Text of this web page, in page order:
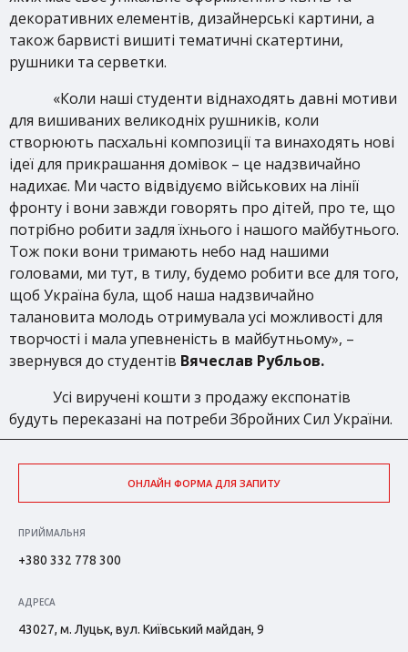
декоративних елементів, дизайнерські картини, а
також барвисті вишиті тематичні скатертини,
рушники та серветки.
«Коли наші студенти віднаходять давні мотиви
для вишиваних великодніх рушників, коли
створюють пасхальні композиції та винаходять нові
ідеї для прикрашання домівок – це надзвичайно
надихає. Ми часто відвідуємо військових на лінії
фронту і вони завжди говорять про дітей, про те, що
потрібно робити задля їхнього і нашого майбутнього.
Тож поки вони тримають небо над нашими
головами, ми тут, в тилу, будемо робити все для того,
щоб Україна була, щоб наша надзвичайно
талановита молодь отримувала усі можливості для
творчості і мала упевненість в майбутньому», –
звернувся до студентів Вячеслав Рубльов.
Усі виручені кошти з продажу експонатів
будуть переказані на потреби Збройних Сил України.
ОНЛАЙН ФОРМА ДЛЯ ЗАПИТУ
ПРИЙМАЛЬНЯ
+380 332 778 300
АДРЕСА
43027, м. Луцьк, вул. Київський майдан, 9